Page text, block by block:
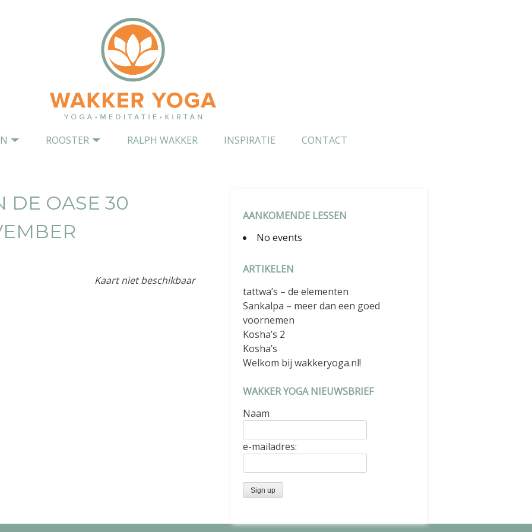
ROOSTER RALPH WAKKER INSPIRATIE CONTACT
DE OASE 30
Kaart niet beschikbaar
AANKOMENDE LESSEN
No events
ARTIKELEN
tattwa’s – de elementen
Sankalpa – meer dan een goed
voornemen
Kosha’s 2
Kosha’s
Welkom bij wakkeryoga.nl!
WAKKER YOGA NIEUWSBRIEF
Naam
e-mailadres: